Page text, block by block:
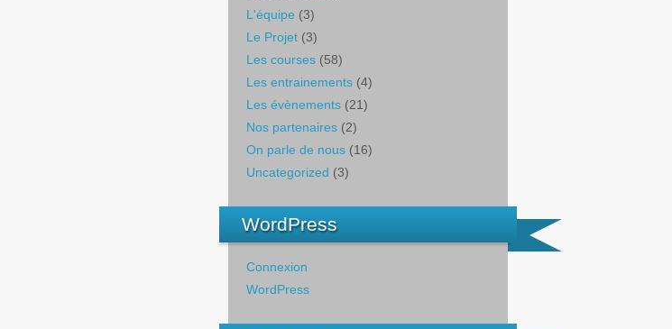
L'équipe (3)
Le Projet (3)
Les courses (58)
Les entrainements (4)
Les évènements (21)
Nos partenaires (2)
On parle de nous (16)
Uncategorized (3)
WordPress
Connexion
WordPress